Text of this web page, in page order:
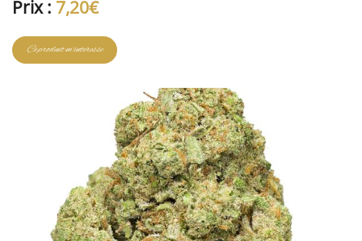
Une question ?
Prix : 7,20€
Ce produit m'intéresse